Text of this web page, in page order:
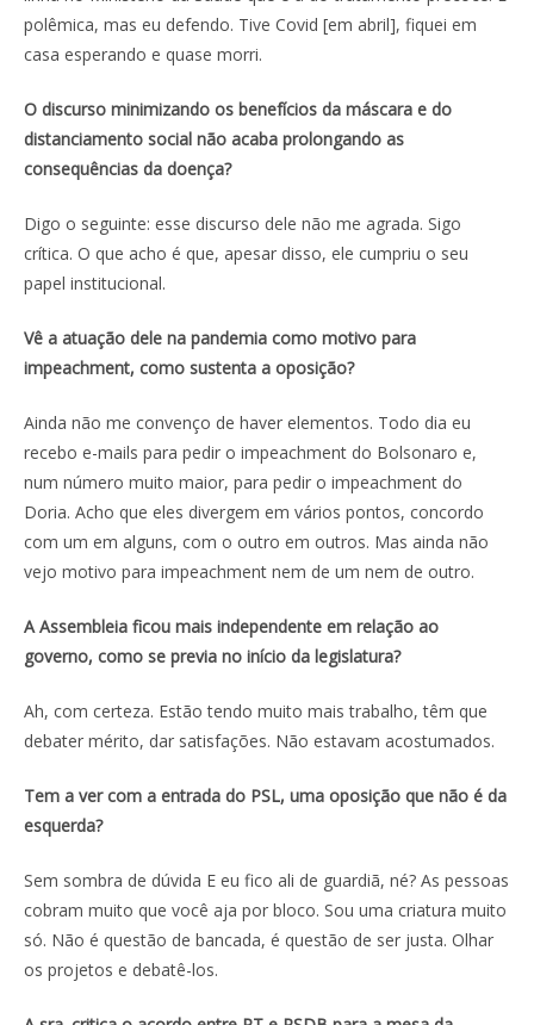
polêmica, mas eu defendo. Tive Covid [em abril], fiquei em
casa esperando e quase morri.
O discurso minimizando os benefícios da máscara e do
distanciamento social não acaba prolongando as
consequências da doença?
Digo o seguinte: esse discurso dele não me agrada. Sigo
crítica. O que acho é que, apesar disso, ele cumpriu o seu
papel institucional.
Vê a atuação dele na pandemia como motivo para
impeachment, como sustenta a oposição?
Ainda não me convenço de haver elementos. Todo dia eu
recebo e-mails para pedir o impeachment do Bolsonaro e,
num número muito maior, para pedir o impeachment do
Doria. Acho que eles divergem em vários pontos, concordo
com um em alguns, com o outro em outros. Mas ainda não
vejo motivo para impeachment nem de um nem de outro.
A Assembleia ficou mais independente em relação ao
governo, como se previa no início da legislatura?
Ah, com certeza. Estão tendo muito mais trabalho, têm que
debater mérito, dar satisfações. Não estavam acostumados.
Tem a ver com a entrada do PSL, uma oposição que não é da
esquerda?
Sem sombra de dúvida E eu fico ali de guardiã, né? As pessoas
cobram muito que você aja por bloco. Sou uma criatura muito
só. Não é questão de bancada, é questão de ser justa. Olhar
os projetos e debatê-los.